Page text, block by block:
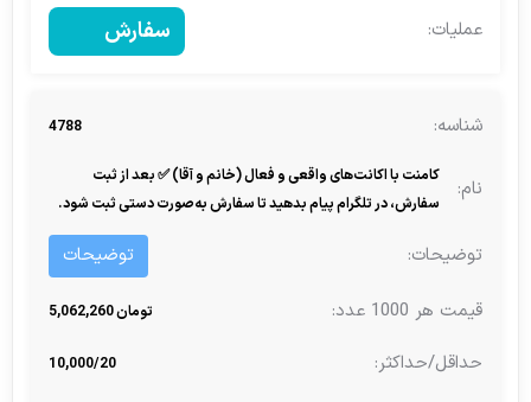
سفارش
4788
کامنت با اکانت‌های واقعی و فعال (خانم و آقا) ✅ بعد از ثبت
سفارش، در تلگرام پیام بدهید تا سفارش به‌صورت دستی ثبت شود.
توضیحات
تومان 5,062,260
10,000/20